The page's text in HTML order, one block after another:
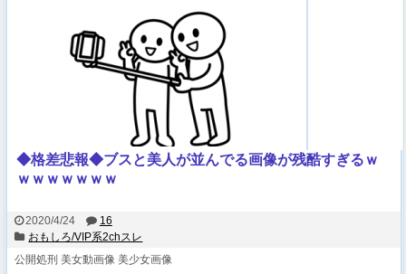
◆格差悲報◆ブスと美人が並んでる画像が残酷すぎるｗ
ｗｗｗｗｗｗｗ
2020/4/24
16
おもしろ/VIP系2chスレ
公開処刑 美女動画像 美少女画像